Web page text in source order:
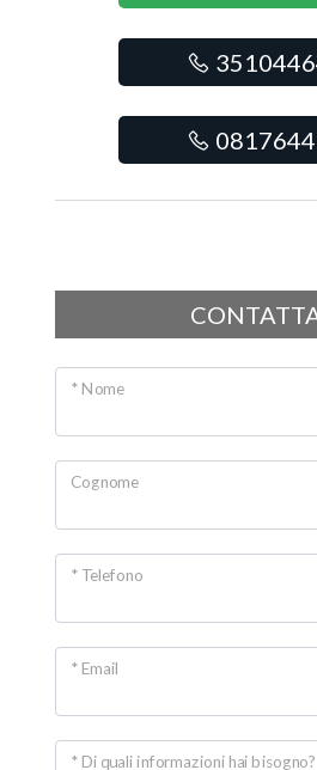
* Nome
Cognome
* Telefono
* Email
* Di quali informazioni hai bisogno?